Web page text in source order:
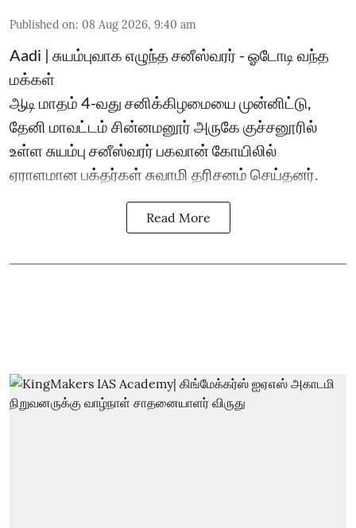
Published on: 08 Aug 2026, 9:40 am
Aadi | சுயம்புவாக எழுந்த சனீஸ்வரர் - ஓடோடி வந்த
மக்கள்
ஆடி மாதம் 4-வது சனிக்கிழமையை முன்னிட்டு,
தேனி மாவட்டம் சின்னமனூர் அருகே குச்சனூரில்
உள்ள சுயம்பு சனீஸ்வரர் பகவான் கோயிலில்
ஏராளமான பக்தர்கள் சுவாமி தரிசனம் செய்தனர்.
Read More